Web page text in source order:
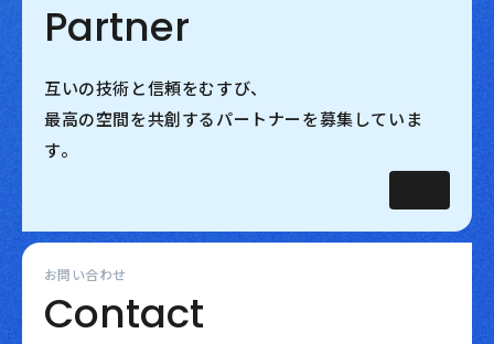
Partner
互いの技術と信頼をむすび、
最高の空間を共創するパートナーを募集していま
す。
お問い合わせ
Contact